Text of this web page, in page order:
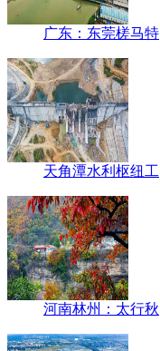
广东：东莞槎马特
天角潭水利枢纽工
河南林州：太行秋